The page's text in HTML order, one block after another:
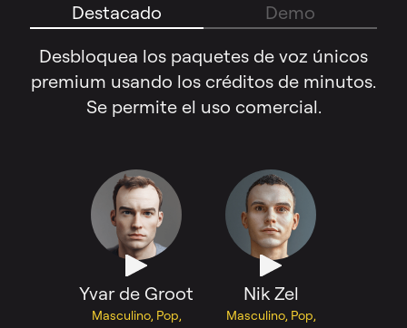
Destacado
Demo
Desbloquea los paquetes de voz únicos
premium usando los créditos de minutos.
Se permite el uso comercial.
Yvar de Groot
Masculino, Pop,
Nik Zel
Masculino, Pop,